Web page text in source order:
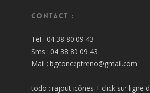
Contact :
Tél : 04 38 80 09 43
Sms : 04 38 80 09 43
Mail : bgconceptreno@gmail.com
todo : rajout icônes + click sur ligne